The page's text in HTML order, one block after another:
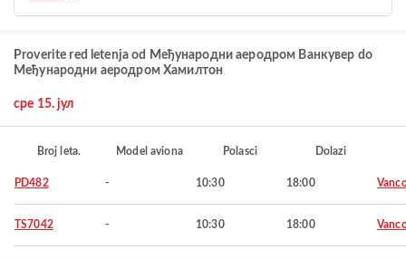
Proverite red letenja od Међународни аеродром Ванкувер do
Међународни аеродром Хамилтон
сре 15. јул
Broj leta. Model aviona Polasci Dolazi
PD482 - 10:30 18:00
TS7042 - 10:30 18:00